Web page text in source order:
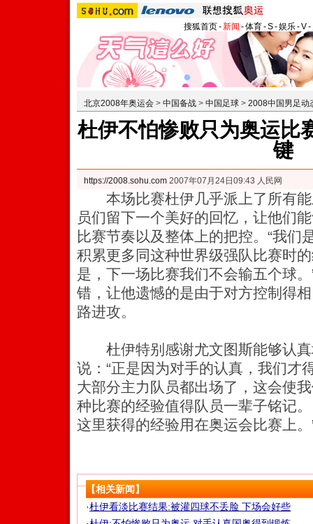
搜狐首页-新闻 -体育-S-娱乐-V-
北京2008年奥运会 > 中国备战 > 中国足球 > 2008中国男足动
杜伊不怕惨败只为奥运比
键
https://2008.sohu.com 2007年07月24日09:43 人民网
本场比赛杜伊几乎派上了所有能
员们留下一个美好的回忆，让他们
比赛节奏以及整体上的把控。“我们
积累更多同这种世界级强队比赛时
是，下一场比赛我们不会输五个球
错，让他遗憾的是由于对方控制得
路进攻。
杜伊特别感谢尤文图斯能够认真
说：“正是因为对手的认真，我们才
大部分主力队员都出场了，这会使
种比赛的经验值得队员一辈子铭记
这里获得的经验用在奥运会比赛上。
【相关新闻】
·杜伊看淡比赛结果:被灌四球不丢脸 下场会好些